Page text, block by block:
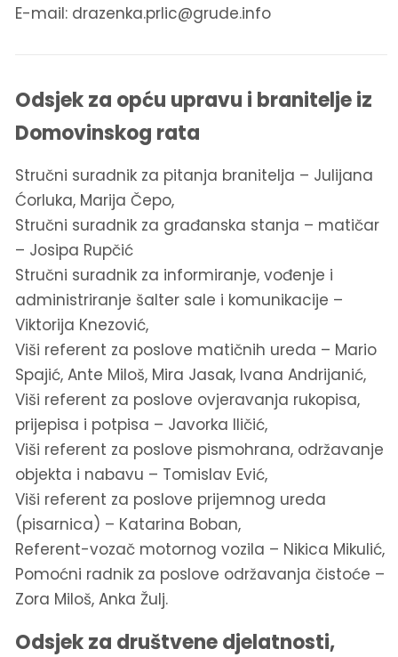
E-mail: drazenka.prlic@grude.info
Odsjek za opću upravu i branitelje iz
Domovinskog rata
Stručni suradnik za pitanja branitelja – Julijana
Ćorluka, Marija Čepo,
Stručni suradnik za građanska stanja – matičar
– Josipa Rupčić
Stručni suradnik za informiranje, vođenje i
administriranje šalter sale i komunikacije –
Viktorija Knezović,
Viši referent za poslove matičnih ureda – Mario
Spajić, Ante Miloš, Mira Jasak, Ivana Andrijanić,
Viši referent za poslove ovjeravanja rukopisa,
prijepisa i potpisa – Javorka Iličić,
Viši referent za poslove pismohrana, održavanje
objekta i nabavu – Tomislav Ević,
Viši referent za poslove prijemnog ureda
(pisarnica) – Katarina Boban,
Referent-vozač motornog vozila – Nikica Mikulić,
Pomoćni radnik za poslove održavanja čistoće –
Zora Miloš, Anka Žulj.
Odsjek za društvene djelatnosti,